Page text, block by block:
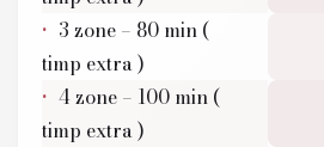
3 zone – 80 min (
timp extra )
4 zone – 100 min (
timp extra )